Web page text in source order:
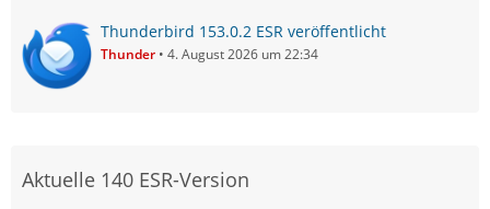
Thunderbird 153.0.2 ESR veröffentlicht
Thunder 4. August 2026 um 22:34
Aktuelle 140 ESR-Version